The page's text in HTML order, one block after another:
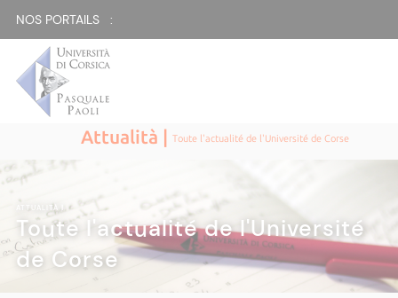
NOS PORTAILS :
Attualità |Toute l'actualité de l'Université de Corse
ATTUALITÀ|
Toute l'actualité de l'Université
de Corse